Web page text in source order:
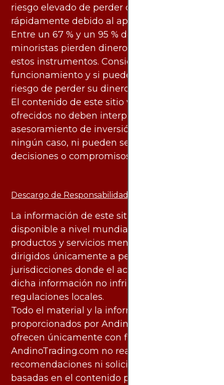
riesgo elevado de perder dinero
rápidamente debido al apalancamiento.
Entre un 67 % y un 95 % de los inversores
minoristas pierden dinero al negociar con
estos instrumentos. Considere si entiende su
funcionamiento y si puede asumir el alto
riesgo de perder su dinero.
El contenido de este sitio web y los servicios
ofrecidos no deben interpretarse como
asesoramiento de inversión ni financiero en
ningún caso, ni pueden servir de base para
decisiones o compromisos de ningún tipo.
Descargo de Responsabilidad:
La información de este sitio web está
disponible a nivel mundial. Sin embargo, los
productos y servicios mencionados están
dirigidos únicamente a personas en
jurisdicciones donde el acceso y uso de
dicha información no infringe leyes o
regulaciones locales.
Todo el material y la información
proporcionados por AndinoTrading.com se
ofrecen únicamente con fines informativos.
AndinoTrading.com no realiza
recomendaciones ni solicita acciones
basadas en el contenido proporcionado, ni